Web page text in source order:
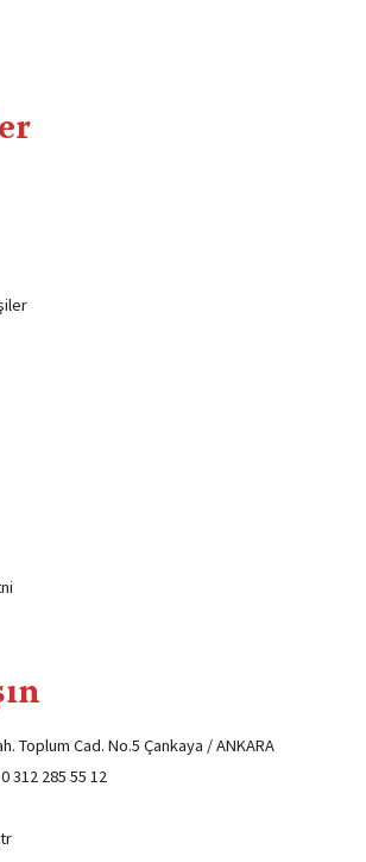
Toplum Cad. No.5 Çankaya / ANKARA
0 312 285 55 12